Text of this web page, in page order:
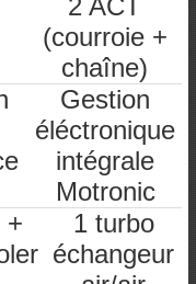
2 ACT
(courroie +
chaîne)
Gestion
éléctronique
intégrale
Motronic
+
1 turbo
échangeur